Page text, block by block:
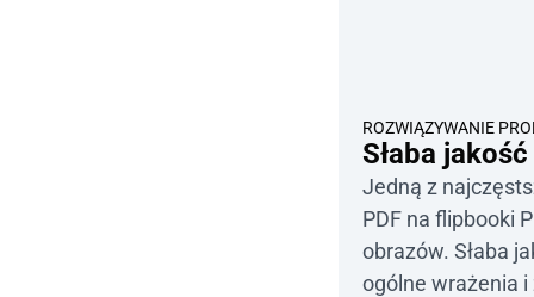
ROZWIĄZYWANIE
Słaba
Jedną z
PDF na flipbooki
obrazów. Słaba
ogólne wrażenia